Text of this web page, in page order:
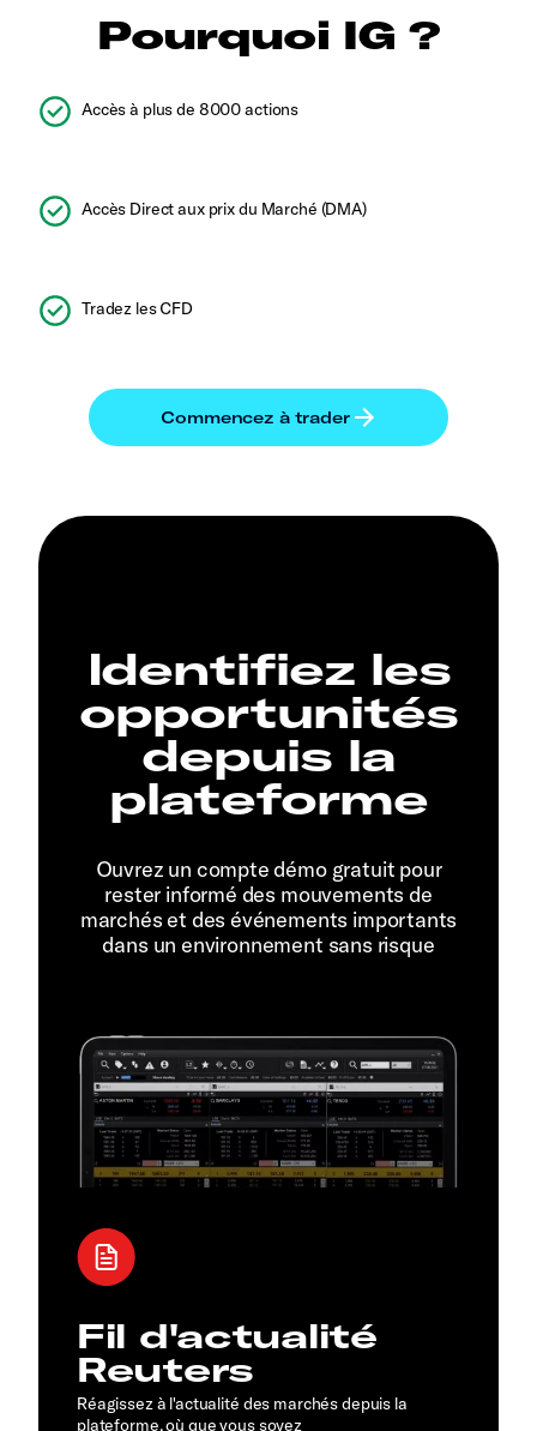
Pourquoi IG ?
Accès à plus de 8000 actions
Accès Direct aux prix du Marché (DMA)
Tradez les CFD
Identifiez les
opportunités
depuis la
plateforme
Ouvrez un compte démo gratuit pour
rester informé des mouvements de
marchés et des événements importants
dans un environnement sans risque
Fil d'actualité
Reuters
Réagissez à l'actualité des marchés depuis la
plateforme, où que vous soyez